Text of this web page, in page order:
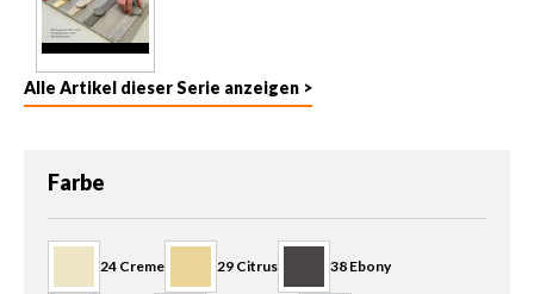
Alle Artikel dieser Serie anzeigen >
Farbe
24 Creme 29 Citrus 38 Ebony